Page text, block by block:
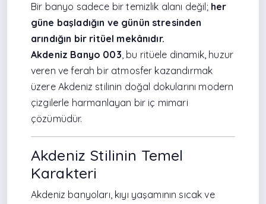
Bir banyo sadece bir temizlik alanı değil; her
güne başladığın ve günün stresinden
arındığın bir ritüel mekânıdır.
Akdeniz Banyo 003, bu ritüele dinamik, huzur
veren ve ferah bir atmosfer kazandırmak
üzere Akdeniz stilinin doğal dokularını modern
çizgilerle harmanlayan bir iç mimari
çözümüdür.
Akdeniz Stilinin Temel
Karakteri
Akdeniz banyoları, kıyı yaşamının sıcak ve